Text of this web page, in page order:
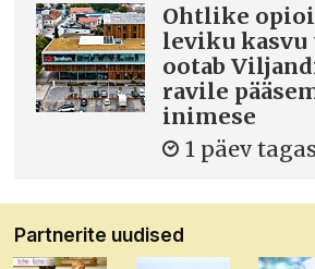
Ohtlike
leviku
ootab
ravile
inimese
1 päev
Partnerite uudised